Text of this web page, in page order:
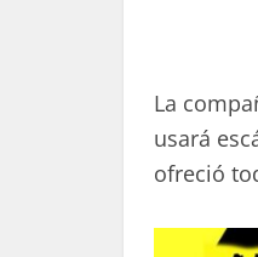
La
usará
ofreció